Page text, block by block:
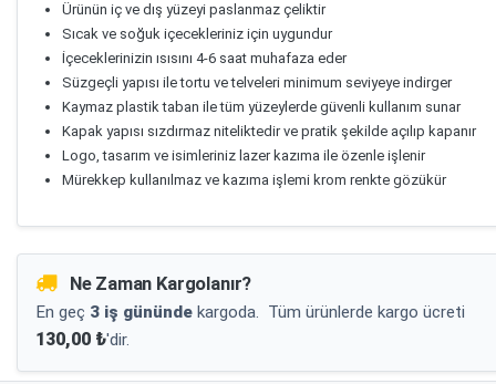
Ürünün iç ve dış yüzeyi paslanmaz çeliktir
Sıcak ve soğuk içecekleriniz için uygundur
İçeceklerinizin ısısını 4-6 saat muhafaza eder
Süzgeçli yapısı ile tortu ve telveleri minimum seviyeye indirger
Kaymaz plastik taban ile tüm yüzeylerde güvenli kullanım sunar
Kapak yapısı sızdırmaz niteliktedir ve pratik şekilde açılıp kapanır
Logo, tasarım ve isimleriniz lazer kazıma ile özenle işlenir
Mürekkep kullanılmaz ve kazıma işlemi krom renkte gözükür
Ne Zaman Kargolanır?
En geç 3 iş gününde kargoda. Tüm ürünlerde kargo ücreti
130,00 ₺'dir.